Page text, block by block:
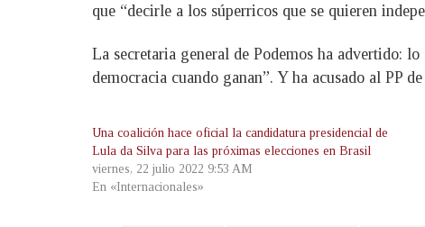
que “decirle a los súperricos que se quieren
La secretaria general de Podemos ha advertido:
democracia cuando ganan”. Y ha acusado al PP
Una coalición hace oficial la candidatura presidencial de
Lula da Silva para las próximas elecciones en Brasil
viernes, 22 julio 2022 9:53 AM
En «Internacionales»